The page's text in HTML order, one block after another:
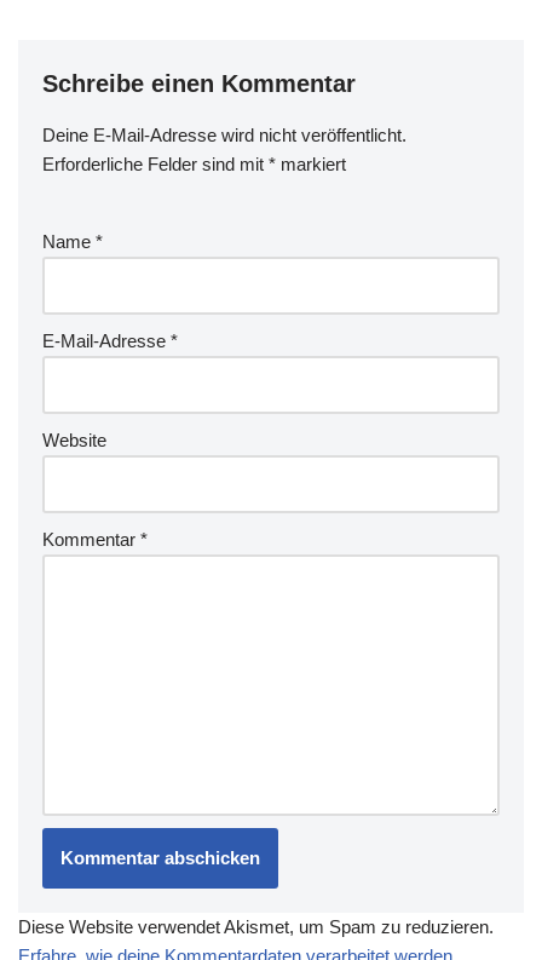
Schreibe einen Kommentar
Deine E-Mail-Adresse wird nicht veröffentlicht.
Erforderliche Felder sind mit * markiert
Name *
E-Mail-Adresse *
Website
Kommentar *
Diese Website verwendet Akismet, um Spam zu reduzieren.
Erfahre, wie deine Kommentardaten verarbeitet werden.